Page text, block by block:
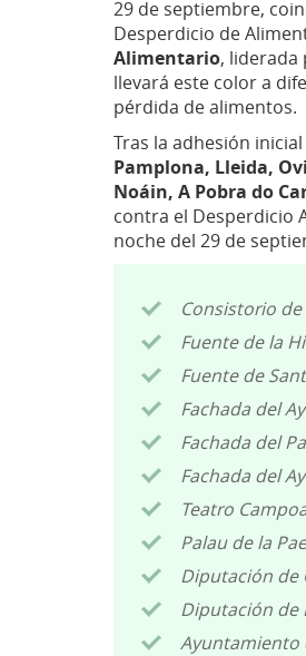
29 de septiembre,
Desperdicio de
Alimentario, liderada
llevará este color a
pérdida de alimentos.
Tras la adhesión
Pamplona, Lleida,
Noáin, A Pobra do
contra el Desperdicio
noche del 29 de
Consistorio de
Fuente de la
Fuente de
Fachada del
Fachada del
Fachada del
Teatro
Palau de la
Diputación de
Diputación de
Ayuntamiento